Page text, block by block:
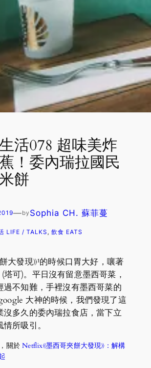
活078 超味美炸
！委內瑞拉國民
餅
—by Sophia CH. 蘇菲蔓
LIFE / TALKS, 飲食 EATS
大發現》¹的時候口胃大好，嚷著
塔可)。平日沒有留意墨西哥菜，
過不知難，手裡沒有墨西哥菜的
大神的時候，我們發現了這
沒多久的委內瑞拉食店，當下立
所吸引。
關於Netflix《墨西哥夾餅大發現》：解構